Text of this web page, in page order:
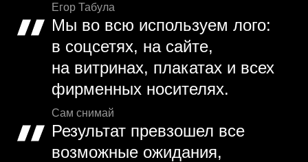
Егор Табула
Мы во всю используем лого:
в соцсетях, на сайте,
на витринах, плакатах и всех
фирменных носителях.
Сам снимай
Результат превзошел все
возможные ожидания,